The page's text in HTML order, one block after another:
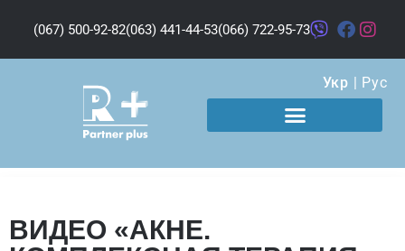
(067) 500-92-82(063) 441-44-53(066) 722-95-73
Укр | Рус
ВИДЕО «АКНЕ.